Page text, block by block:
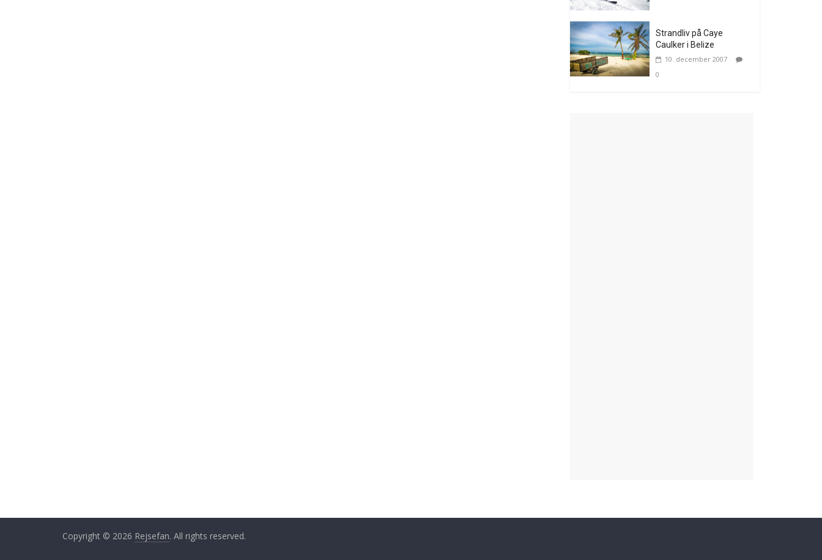
Strandliv på Caye
Caulker i Belize
10. december 2007
0
Copyright © 2026 Rejsefan. All rights reserved.